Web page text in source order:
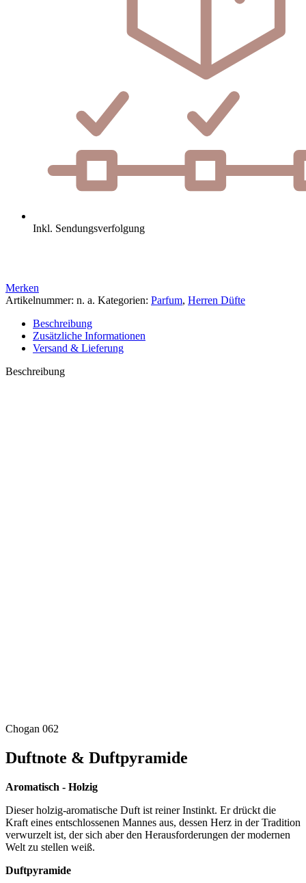
Inkl. Sendungsverfolgung
Merken
Artikelnummer: n. a. Kategorien: Parfum, Herren Düfte
Beschreibung
Zusätzliche Informationen
Versand & Lieferung
Beschreibung
Chogan 062
Duftnote & Duftpyramide
Aromatisch - Holzig
Dieser holzig-aromatische Duft ist reiner Instinkt. Er drückt die
Kraft eines entschlossenen Mannes aus, dessen Herz in der Tradition
verwurzelt ist, der sich aber den Herausforderungen der modernen
Welt zu stellen weiß.
Duftpyramide